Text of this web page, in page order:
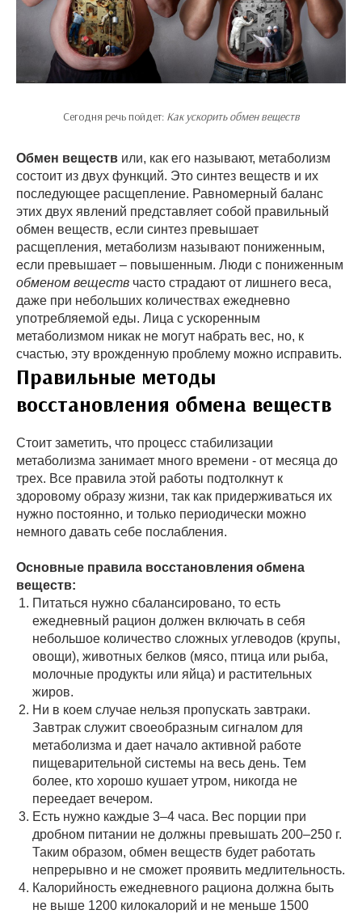
Сегодня речь пойдет: Как ускорить обмен веществ
Обмен веществ или, как его называют, метаболизм
состоит из двух функций. Это синтез веществ и их
последующее расщепление. Равномерный баланс
этих двух явлений представляет собой правильный
обмен веществ, если синтез превышает
расщепления, метаболизм называют пониженным,
если превышает – повышенным. Люди с пониженным
обменом веществ часто страдают от лишнего веса,
даже при небольших количествах ежедневно
употребляемой еды. Лица с ускоренным
метаболизмом никак не могут набрать вес, но, к
счастью, эту врожденную проблему можно исправить.
Правильные методы
восстановления обмена веществ
Стоит заметить, что процесс стабилизации
метаболизма занимает много времени - от месяца до
трех. Все правила этой работы подтолкнут к
здоровому образу жизни, так как придерживаться их
нужно постоянно, и только периодически можно
немного давать себе послабления.
Основные правила восстановления обмена
веществ:
Питаться нужно сбалансировано, то есть
ежедневный рацион должен включать в себя
небольшое количество сложных углеводов (крупы,
овощи), животных белков (мясо, птица или рыба,
молочные продукты или яйца) и растительных
жиров.
Ни в коем случае нельзя пропускать завтраки.
Завтрак служит своеобразным сигналом для
метаболизма и дает начало активной работе
пищеварительной системы на весь день. Тем
более, кто хорошо кушает утром, никогда не
переедает вечером.
Есть нужно каждые 3–4 часа. Вес порции при
дробном питании не должны превышать 200–250 г.
Таким образом, обмен веществ будет работать
непрерывно и не сможет проявить медлительность.
Калорийность ежедневного рациона должна быть
не выше 1200 килокалорий и не меньше 1500